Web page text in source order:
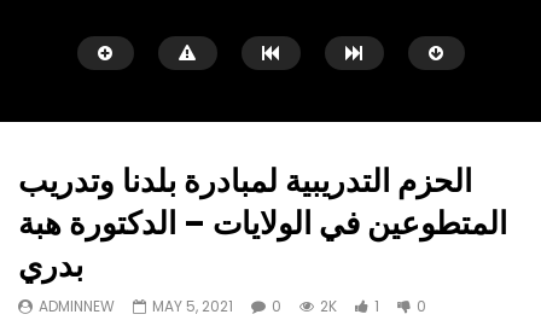
Watch Later
31:56
سكاي نيوز عربية – أزمة نورد ستريم مزيد
من التأزيم أم مفتاح للحل؟ Prof. Allam
02:27:52
الشباب: التحديات و الفرص
الحزم التدريبية لمبادرة بلدنا وتدريب
المتطوعين في الولايات – الدكتورة هبة
بدري
ADMINNEW MAY 5, 2021 0 2K 1 0